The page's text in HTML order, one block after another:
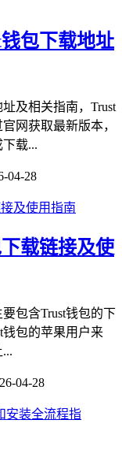
包下载地址
及相关指南，Trust
网获取最新版本，
载...
04-28
载链接及使
包含Trust钱包的下
包的苹果用户来
04-28